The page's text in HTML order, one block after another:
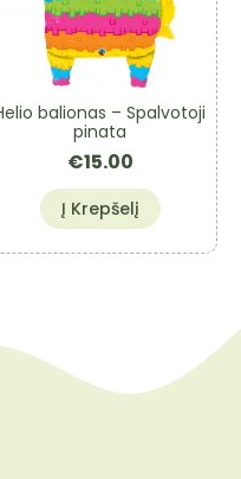
balionas – Spalvotoji
pinata
€15.00
Į Krepšelį